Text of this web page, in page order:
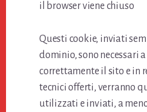
il browser viene chiuso
Questi cookie, inviati
dominio, sono necessari
correttamente il sito e in
tecnici offerti, verranno
utilizzati e inviati, a